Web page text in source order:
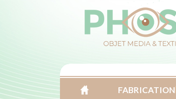
FABRICATION